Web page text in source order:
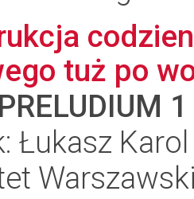
tuż po
PRELUDIUM 1
Łukasz